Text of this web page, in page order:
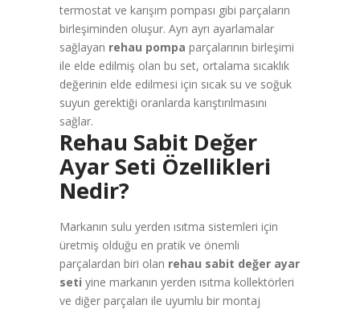
termostat ve karışım pompası gibi parçaların
birleşiminden oluşur. Ayrı ayrı ayarlamalar
sağlayan rehau pompa parçalarının birleşimi
ile elde edilmiş olan bu set, ortalama sıcaklık
değerinin elde edilmesi için sıcak su ve soğuk
suyun gerektiği oranlarda karıştırılmasını
sağlar.
Rehau Sabit Değer
Ayar Seti Özellikleri
Nedir?
Markanın sulu yerden ısıtma sistemleri için
üretmiş olduğu en pratik ve önemli
parçalardan biri olan rehau sabit değer ayar
seti yine markanın yerden ısıtma kollektörleri
ve diğer parçaları ile uyumlu bir montaj